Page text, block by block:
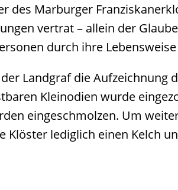
des Marburger
vertrat – allein der
durch ihre
Landgraf die Aufzeichnung
Kleinodien wurde
eingeschmolzen. Um
lediglich einen Kelch